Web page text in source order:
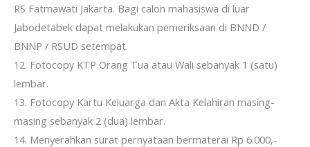
RS Fatmawati Jakarta. Bagi calon mahasiswa di luar
Jabodetabek dapat melakukan pemeriksaan di BNND /
BNNP / RSUD setempat.
12. Fotocopy KTP Orang Tua atau Wali sebanyak 1 (satu)
lembar.
13. Fotocopy Kartu Keluarga dan Akta Kelahiran masing-
masing sebanyak 2 (dua) lembar.
14. Menyerahkan surat pernyataan bermaterai Rp 6.000,-